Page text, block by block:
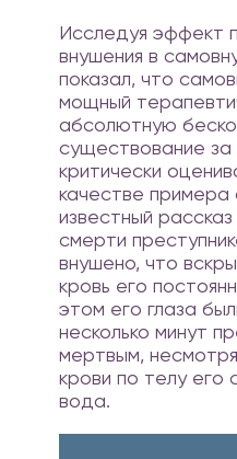
Исследуя эффект
внушения в
показал, что
мощный
абсолютную
существование за
критически
качестве примера
известный
смерти
внушено, что
кровь его
этом его глаза
несколько минут
мертвым,
крови по телу его
вода.